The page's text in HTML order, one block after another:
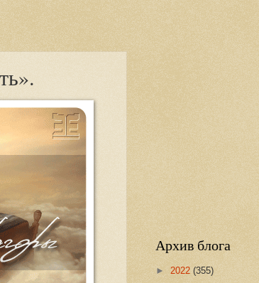
Архив блога
► 2022 (355)